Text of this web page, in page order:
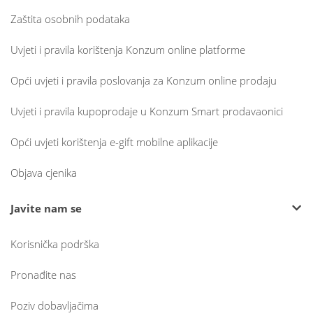
Zaštita osobnih podataka
Uvjeti i pravila korištenja Konzum online platforme
Opći uvjeti i pravila poslovanja za Konzum online prodaju
Uvjeti i pravila kupoprodaje u Konzum Smart prodavaonici
Opći uvjeti korištenja e-gift mobilne aplikacije
Objava cjenika
Javite nam se
Korisnička podrška
Pronađite nas
Poziv dobavljačima